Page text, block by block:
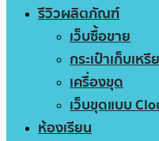
รีวิวผลิตภัณฑ์
เว็บซื้อขาย
กระเป๋าเก็บเห
เครื่องขุด
เว็บขุดแบบ
ห้องเรียน